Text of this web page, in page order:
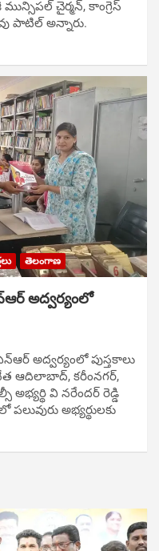
చైర్మ‌న్, కాంగ్రెస్
పాటిల్ అన్నారు.
తెలంగాణ
అద్వర్యంలో
అద్వర్యంలో పుస్తకాలు
ఆదిలాబాద్, కరీంనగర్,
వి నరేందర్ రెడ్డి
అభ్యర్థులకు